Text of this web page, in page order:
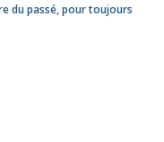
du passé, pour toujours